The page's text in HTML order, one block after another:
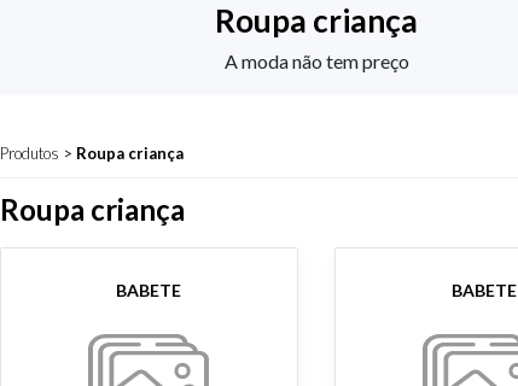
Roupa criança
A moda não tem preço
Produtos > Roupa criança
Roupa criança
BABETE BABETE